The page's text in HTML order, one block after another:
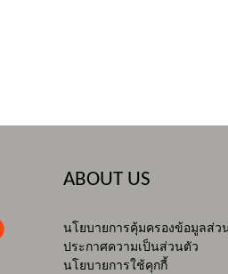
ABOUT US
นโยบายการคุ้มครองข้อมูลส่ว
ประกาศความเป็นส่วนตัว
นโยบายการใช้คุกกี้